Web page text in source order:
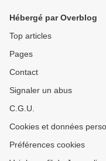
Hébergé par Overblog
Top articles
Pages
Contact
Signaler un abus
C.G.U.
Cookies et données
Préférences cookies